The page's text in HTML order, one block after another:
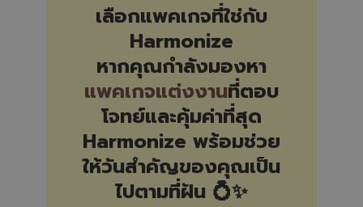
เลือกแพคเกจที่ใช่กับ
Harmonize
หากคุณกำลังมองหา
แพคเกจแต่งงานที่ตอบ
โจทย์และคุ้มค่าที่สุด
Harmonize พร้อมช่วย
ให้วันสำคัญของคุณเป็น
ไปตามที่ฝัน 💍✨